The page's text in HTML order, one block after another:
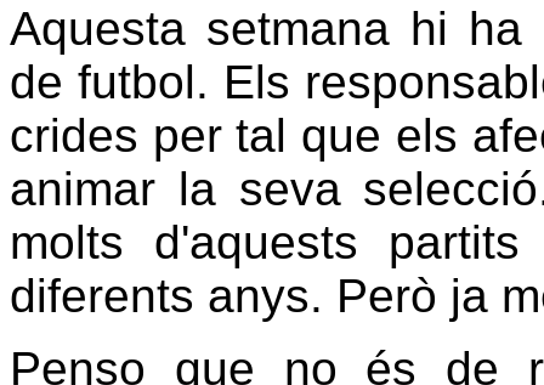
Aquesta setmana hi
de futbol. Els
crides per tal que els
animar la seva
molts d'aquests
diferents anys. Però ja
Penso que no és de